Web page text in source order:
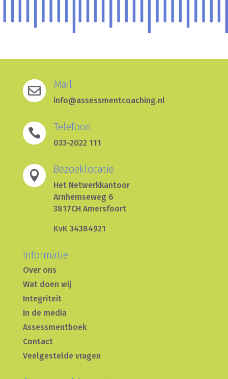
 Mail
info@assessmentcoaching.nl
 Telefoon
033-2022 111
 Bezoeklocatie
Het Netwerkkantoor
Arnhemseweg 6
3817CH Amersfoort
KvK 34384921
Informatie
Over ons
Wat doen wij
Integriteit
In de media
Assessmentboek
Contact
Veelgestelde vragen